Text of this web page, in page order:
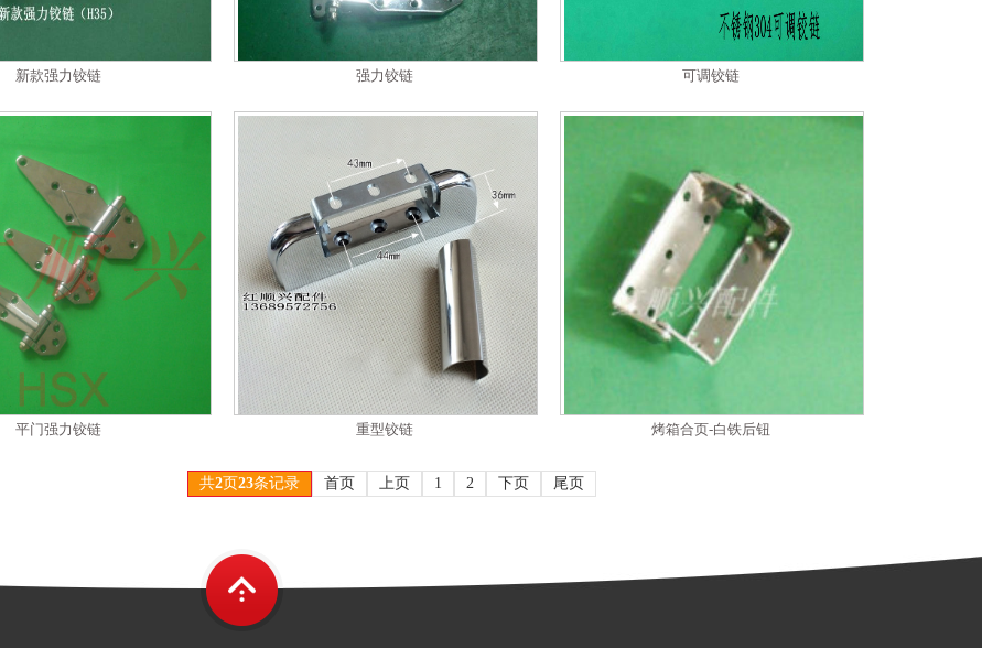
新款强力铰链 强力铰链 可调铰链
平门强力铰链 重型铰链 烤箱合页-白铁后钮
共2页23条记录 首页 上页 1 2 下页 尾页